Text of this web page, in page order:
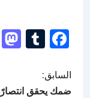
السابق:
ضمك يحقق